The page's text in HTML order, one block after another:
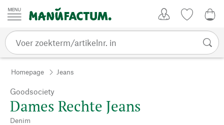
Passer au contenu
Homepage Jeans
Goodsociety
Dames Rechte Jeans
Denim